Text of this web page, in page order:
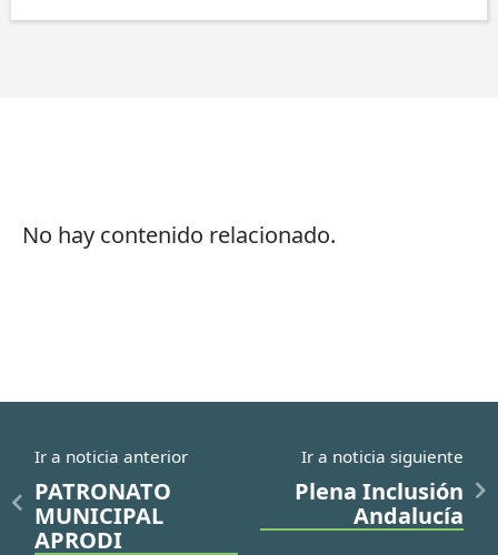
No hay contenido relacionado.
Ir a noticia anterior
PATRONATO
MUNICIPAL
APRODI
Ir a noticia siguiente
Plena Inclusión
Andalucía